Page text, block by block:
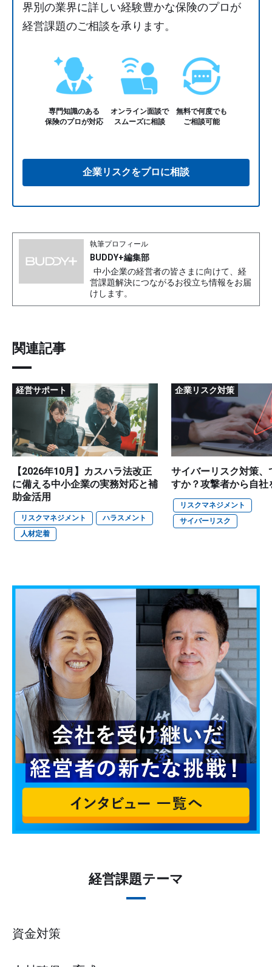
界別の業界に詳しい経験豊かな保険のプロが
経営課題のご相談を承ります。
専門知識のある
保険のプロが対応
オンライン面談で
スムーズに相談
無料で何度でも
ご相談可能
企業リスクをプロに相談
執筆プロフィール
BUDDY+編集部
中小企業の経営者の皆さまに向けて、経
営課題解決につながるお役立ち情報をお届
けします。
関連記事
経営サポート
【2026年10月】カスハラ法改正
に備える中小企業の実務対応と補
助金活用
リスクマネジメント
ハラスメント
人材定着
企業リスク対策
サイバーリスク対策、
すか？攻撃者から自社
リスクマネジメント
サイバーリスク
経営課題テーマ
資金対策